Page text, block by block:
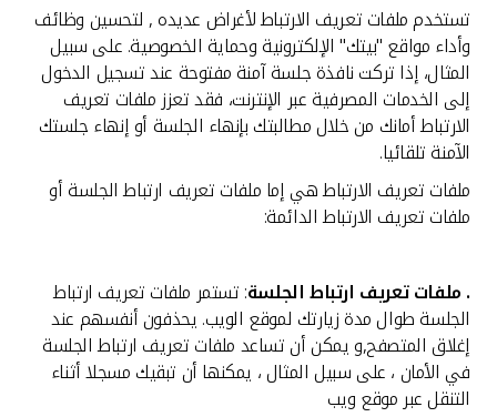
تستخدم ملفات تعريف الارتباط لأغراض عديده , لتحسين وظائف
وأداء مواقع "بيتك" الإلكترونية وحماية الخصوصية. على سبيل
المثال، إذا تركت نافذة جلسة آمنة مفتوحة عند تسجيل الدخول
إلى الخدمات المصرفية عبر الإنترنت، فقد تعزز ملفات تعريف
الارتباط أمانك من خلال مطالبتك بإنهاء الجلسة أو إنهاء جلستك
الآمنة تلقائيا.
ملفات تعريف الارتباط هي إما ملفات تعريف ارتباط الجلسة أو
ملفات تعريف الارتباط الدائمة:
.ملفات تعريف ارتباط الجلسة: تستمر ملفات تعريف ارتباط
الجلسة طوال مدة زيارتك لموقع الويب. يحذفون أنفسهم عند
إغلاق المتصفح,و يمكن أن تساعد ملفات تعريف ارتباط الجلسة
في الأمان ، على سبيل المثال ، يمكنها أن تبقيك مسجلا أثناء
التنقل عبر موقع ويب